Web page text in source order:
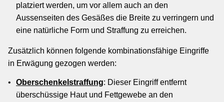
platziert werden, um vor allem auch an den
Aussenseiten des Gesäßes die Breite zu verringern und
eine natürliche Form und Straffung zu erreichen.
Zusätzlich können folgende kombinationsfähige Eingriffe
in Erwägung gezogen werden:
Oberschenkelstraffung: Dieser Eingriff entfernt
überschüssige Haut und Fettgewebe an den